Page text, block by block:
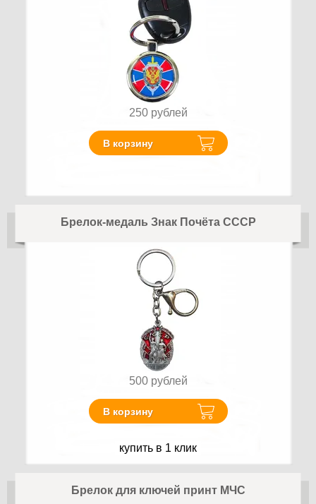
250 рублей
В корзину
Брелок-медаль Знак Почёта СССР
500 рублей
В корзину
купить в 1 клик
Брелок для ключей принт МЧС